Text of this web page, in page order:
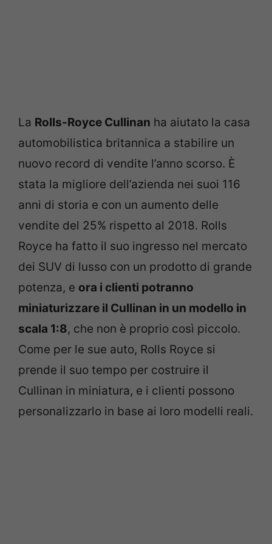
La Rolls-Royce Cullinan ha aiutato la casa
automobilistica britannica a stabilire un
nuovo record di vendite l’anno scorso. È
stata la migliore dell’azienda nei suoi 116
anni di storia e con un aumento delle
vendite del 25% rispetto al 2018. Rolls
Royce ha fatto il suo ingresso nel mercato
dei SUV di lusso con un prodotto di grande
potenza, e ora i clienti potranno
miniaturizzare il Cullinan in un modello in
scala 1:8, che non è proprio così piccolo.
Come per le sue auto, Rolls Royce si
prende il suo tempo per costruire il
Cullinan in miniatura, e i clienti possono
personalizzarlo in base ai loro modelli reali.